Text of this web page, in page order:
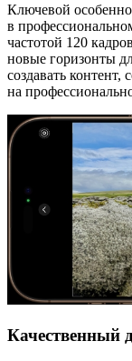
Ключевой
в
частотой 120
новые горизонты
создавать
на
Качественный